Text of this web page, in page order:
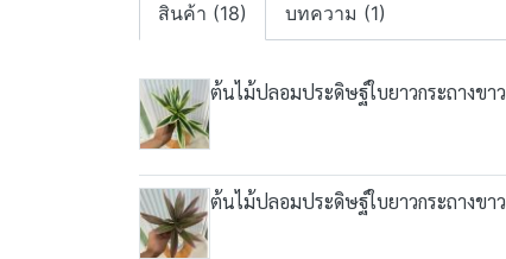
สินค้า (18) บทความ (1)
ต้นไม้ปลอมประดิษฐ์ใบยาวกระถางขา
ต้นไม้ปลอมประดิษฐ์ใบยาวกระถางขา